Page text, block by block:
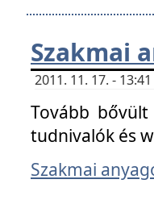
Szakmai
2011. 11. 17. -
Tovább bővült
tudnivalók és
Szakmai